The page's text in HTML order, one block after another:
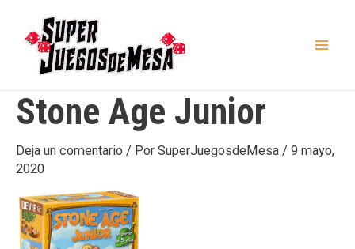
contenido
Stone Age Junior
Deja un comentario / Por SuperJuegosdeMesa / 9 mayo,
2020